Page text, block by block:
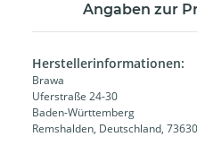
Angaben zur
Herstellerinformationen:
Brawa
Uferstraße 24-30
Baden-Württemberg
Remshalden, Deutschland, 73630